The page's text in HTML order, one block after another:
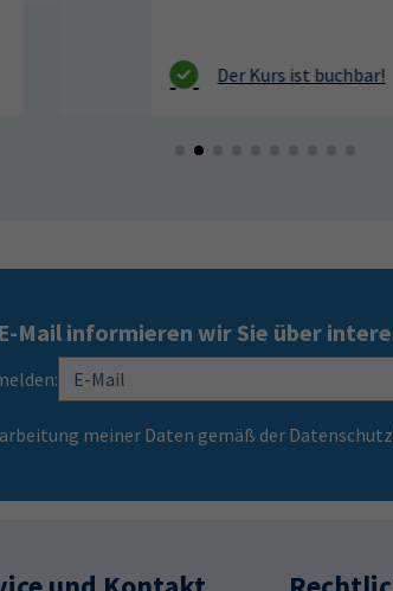
Mail informieren wir Sie über
meiner Daten gemäß der